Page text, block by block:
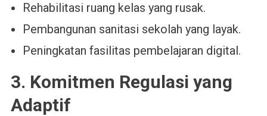
Rehabilitasi ruang kelas yang rusak.
Pembangunan sanitasi sekolah yang layak.
Peningkatan fasilitas pembelajaran digital.
3. Komitmen Regulasi yang
Adaptif